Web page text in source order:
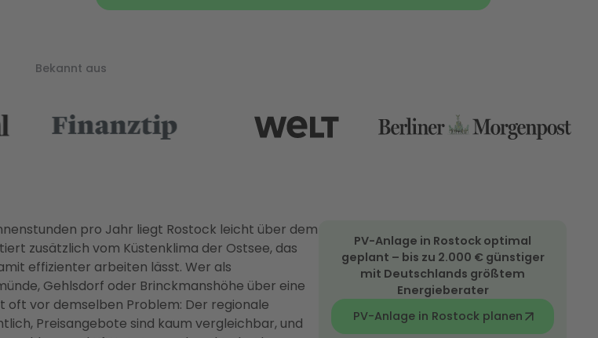
Bekannt aus
pro Jahr liegt Rostock leicht über dem
zusätzlich vom Küstenklima der Ostsee, das
effizienter arbeiten lässt. Wer als
Gehlsdorf oder Brinckmanshöhe über eine
oft vor demselben Problem: Der regionale
Preisangebote sind kaum vergleichbar, und
PV-Anlage in Rostock optimal
geplant – bis zu 2.000 € günstiger
mit Deutschlands größtem
Energieberater
PV-Anlage in Rostock planen